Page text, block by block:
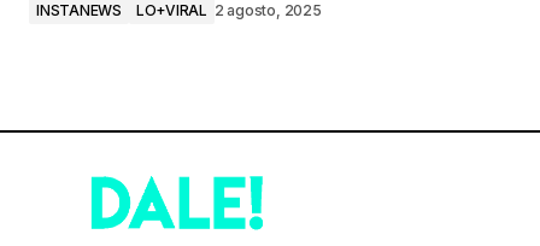
INSTANEWS LO+VIRAL 2 agosto, 2025